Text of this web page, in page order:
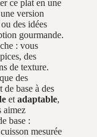
ce plat en une
version
des idées
gourmande.
: vous
des
de texture.
des
de base à des
et adaptable,
aimez
base :
mesurée